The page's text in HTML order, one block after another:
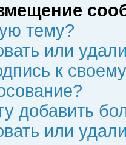
тему?
или
к
добавить
или